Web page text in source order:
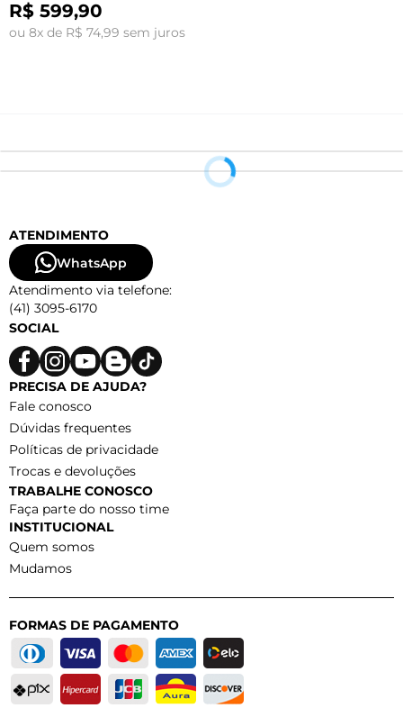
R$ 599,90
ou 8x de R$ 74,99 sem juros
ATENDIMENTO
WhatsApp
Atendimento via telefone:
(41) 3095-6170
SOCIAL
PRECISA DE AJUDA?
Fale conosco
Dúvidas frequentes
Políticas de privacidade
Trocas e devoluções
TRABALHE CONOSCO
Faça parte do nosso time
INSTITUCIONAL
Quem somos
Mudamos
FORMAS DE PAGAMENTO